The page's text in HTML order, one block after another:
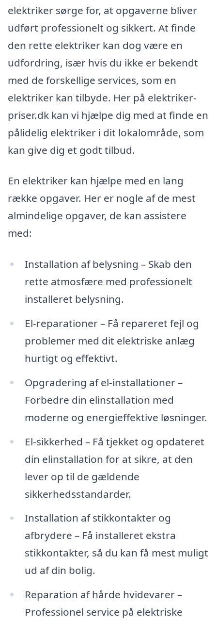
elektriker sørge for, at opgaverne bliver
udført professionelt og sikkert. At finde
den rette elektriker kan dog være en
udfordring, især hvis du ikke er bekendt
med de forskellige services, som en
elektriker kan tilbyde. Her på elektriker-
priser.dk kan vi hjælpe dig med at finde en
pålidelig elektriker i dit lokalområde, som
kan give dig et godt tilbud.
En elektriker kan hjælpe med en lang
række opgaver. Her er nogle af de mest
almindelige opgaver, de kan assistere
med:
Installation af belysning – Skab den
rette atmosfære med professionelt
installeret belysning.
El-reparationer – Få repareret fejl og
problemer med dit elektriske anlæg
hurtigt og effektivt.
Opgradering af el-installationer –
Forbedre din elinstallation med
moderne og energieffektive løsninger.
El-sikkerhed – Få tjekket og opdateret
din elinstallation for at sikre, at den
lever op til de gældende
sikkerhedsstandarder.
Installation af stikkontakter og
afbrydere – Få installeret ekstra
stikkontakter, så du kan få mest muligt
ud af din bolig.
Reparation af hårde hvidevarer –
Professionel service på elektriske